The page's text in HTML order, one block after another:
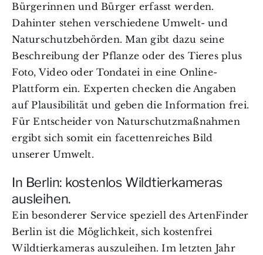
Bürgerinnen und Bürger erfasst werden.
Dahinter stehen verschiedene Umwelt- und
Naturschutzbehörden. Man gibt dazu seine
Beschreibung der Pflanze oder des Tieres plus
Foto, Video oder Tondatei in eine Online-
Plattform ein. Experten checken die Angaben
auf Plausibilität und geben die Information frei.
Für Entscheider von Naturschutzmaßnahmen
ergibt sich somit ein facettenreiches Bild
unserer Umwelt.
In Berlin: kostenlos Wildtierkameras
ausleihen.
Ein besonderer Service speziell des ArtenFinder
Berlin ist die Möglichkeit, sich kostenfrei
Wildtierkameras auszuleihen. Im letzten Jahr